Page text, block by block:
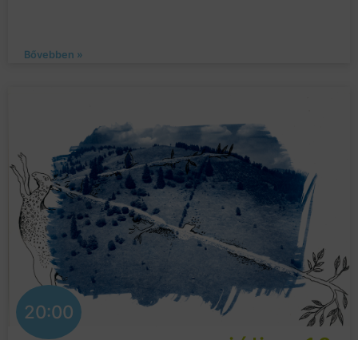
Bővebben »
20:00